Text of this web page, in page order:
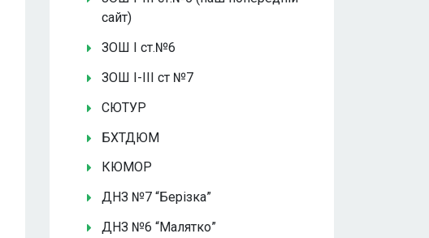
сайт)
ЗОШ І ст.№6
ЗОШ І-ІІІ ст №7
СЮТУР
БХТДЮМ
КЮМОР
ДНЗ №7 “Берізка”
ДНЗ №6 “Малятко”